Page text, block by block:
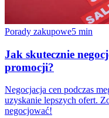
Porady zakupowe5 min
Jak skutecznie
promocji?
Negocjacja cen podczas
uzyskanie lepszych ofert.
negocjować!